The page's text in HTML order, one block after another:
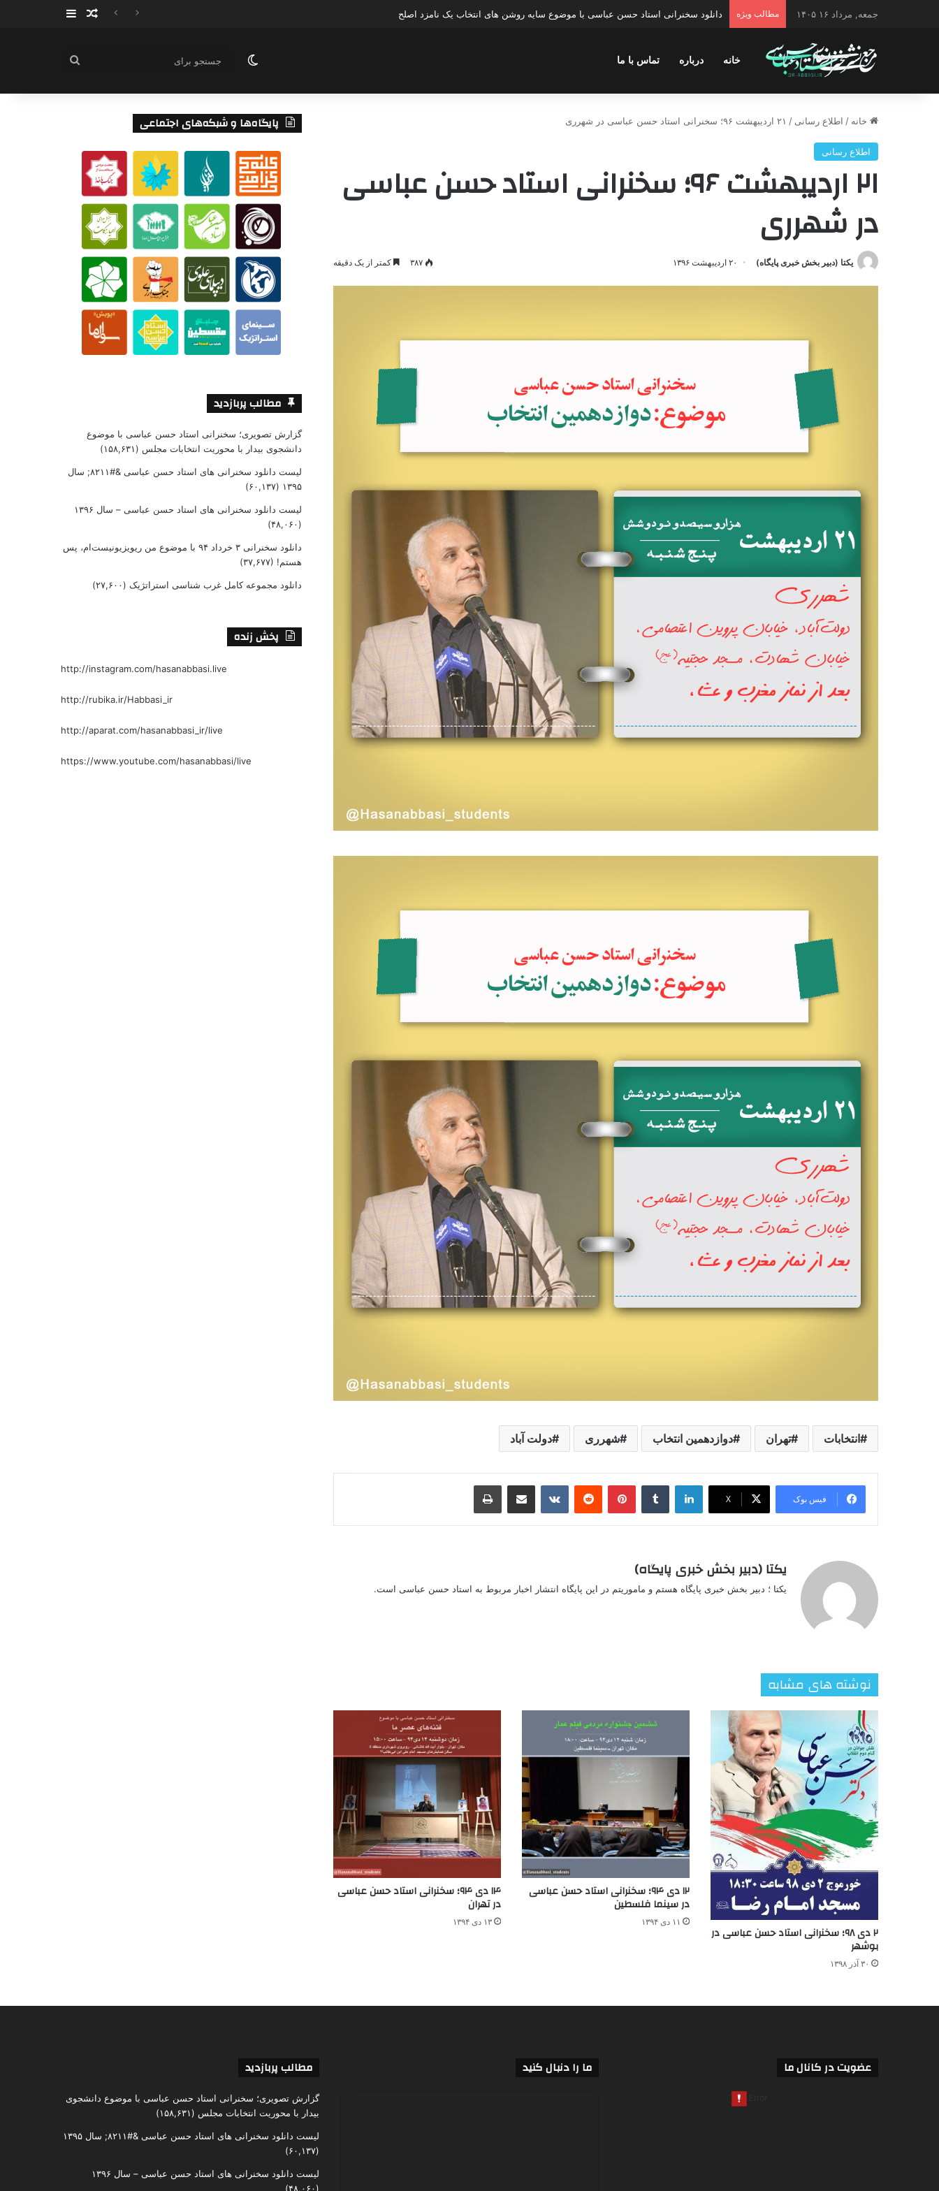
جمعه, مرداد ۱۶ ۱۴۰۵ مطالب ویژه دانلود سخنرانی استاد حسن عباسی با موضوع سایه روشن های انتخاب یک نامزد اصلح نوشته تصادفی
سایدبار
خانه درباره تماس با ما تغییر پوسته
جستجو
خانه / اطلاع رسانی / ۲۱ اردیبهشت ۹۶؛ سخنرانی استاد حسن عباسی در شهرری
اطلاع رسانی
۲۱ اردیبهشت ۹۶؛ سخنرانی استاد حسن عباسی
در شهرری
یکتا (دبیر بخش خبری پایگاه) ۲۰ اردیبهشت ۱۳۹۶ ۳۸۷ کمتر از یک دقیقه
انتخابات تهران دوازدهمین انتخاب شهرری دولت آباد
فیس بوک X
لینکدین ‫تامبلر ‫پین‌ترست‫رددیت ‫VKontakteاشتراک گذاری از طریق ایمیل چاپ
یکتا (دبیر بخش خبری پایگاه)
یکتا ؛ دبیر بخش خبری پایگاه هستم و ماموریتم در این پایگاه انتشار اخبار مربوط به استاد حسن عباسی است.
نوشته های مشابه
۲ دی ۹۸؛ سخنرانی استاد حسن عباسی در
بوشهر
۳۰ آذر ۱۳۹۸
۱۲ دی ۹۴؛ سخنرانی استاد حسن عباسی
در سینما فلسطین
۱۱ دی ۱۳۹۴
۱۴ دی ۹۴؛ سخنرانی استاد حسن عباسی
در تهران
۱۳ دی ۱۳۹۴
پایگاه‌ها و شبکه‌های اجتماعی
مطالب پربازدید
گزارش تصویری؛ سخنرانی استاد حسن عباسی با موضوع
دانشجوی بیدار با محوریت انتخابات مجلس (۱۵۸,۶۳۱)
لیست دانلود سخنرانی های استاد حسن عباسی &#۸۲۱۱; سال
۱۳۹۵ (۶۰,۱۳۷)
لیست دانلود سخنرانی های استاد حسن عباسی – سال ۱۳۹۶
(۴۸,۰۶۰)
دانلود سخنرانی ۳ خرداد ۹۴ با موضوع من ریویزیونیست‌ام، پس
هستم! (۳۷,۶۷۷)
دانلود مجموعه کامل غرب شناسی استراتژیک (۲۷,۶۰۰)
پخش زنده
http://instagram.com/hasanabbasi.live
http://rubika.ir/Habbasi_ir
http://aparat.com/hasanabbasi_ir/live
https://www.youtube.com/hasanabbasi/live
عضویت در کانال ما ما را دنبال کنید مطالب پربازدید
گزارش تصویری؛ سخنرانی استاد حسن عباسی با موضوع دانشجوی
بیدار با محوریت انتخابات مجلس (۱۵۸,۶۳۱)
لیست دانلود سخنرانی های استاد حسن عباسی &#۸۲۱۱; سال ۱۳۹۵
(۶۰,۱۳۷)
لیست دانلود سخنرانی های استاد حسن عباسی – سال ۱۳۹۶
(۴۸,۰۶۰)